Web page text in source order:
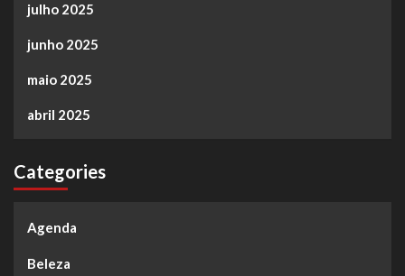
julho 2025
junho 2025
maio 2025
abril 2025
Categories
Agenda
Beleza